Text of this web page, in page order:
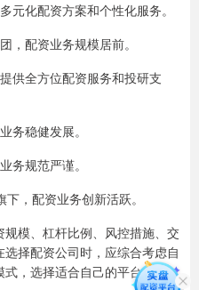
元化配资方案和个性化服务。
，配资业务规模居前。
供全方位配资服务和投研支
务稳健发展。
务规范严谨。
，配资业务创新活跃。
模、杠杆比例、风控措施、交
择配资公司时，应综合考虑自
，选择适合自己的平台。